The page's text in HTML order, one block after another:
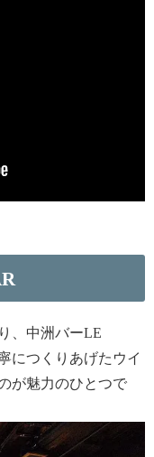
、中洲バーLE
につくりあげたウイ
が魅力のひとつで